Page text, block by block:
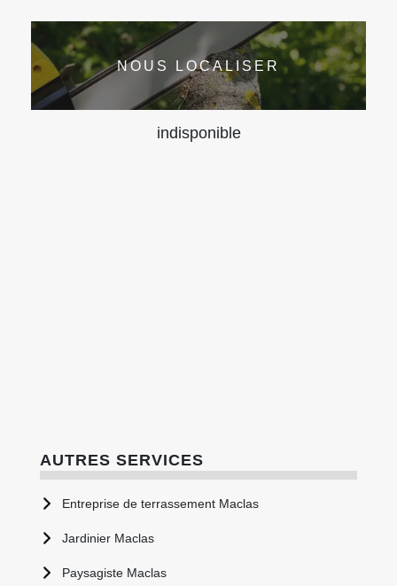
NOUS LOCALISER
indisponible
AUTRES SERVICES
Entreprise de terrassement Maclas
Jardinier Maclas
Paysagiste Maclas